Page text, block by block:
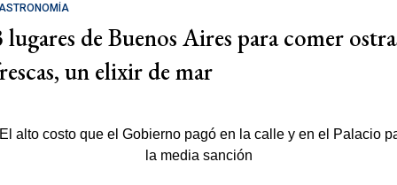
lugares de Buenos Aires para comer
un elixir de mar